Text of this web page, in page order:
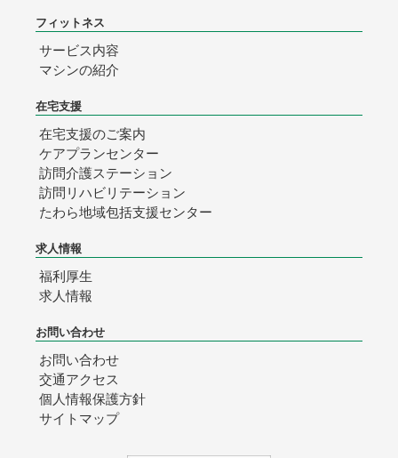
フィットネス
サービス内容
マシンの紹介
在宅支援
在宅支援のご案内
ケアプランセンター
訪問介護ステーション
訪問リハビリテーション
たわら地域包括支援センター
求人情報
福利厚生
求人情報
お問い合わせ
お問い合わせ
交通アクセス
個人情報保護方針
サイトマップ